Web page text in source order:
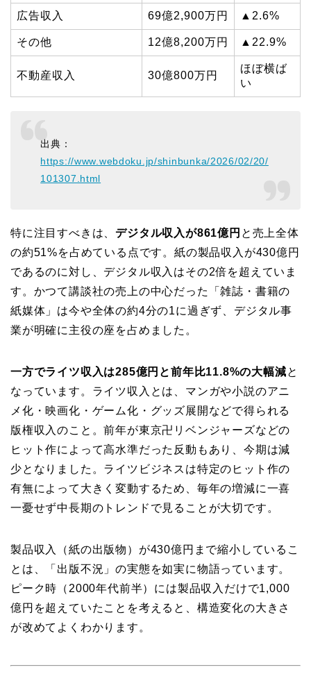
広告収入 69億2,900万円 ▲2.6%
その他 12億8,200万円 ▲22.9%
不動産収入 30億800万円
ほぼ横ば
い
出典：
https://www.webdoku.jp/shinbunka/2026/02/20/
101307.html
特に注目すべきは、 デジタル収入が861億円 と売上全体
の約51%を占めている点です。紙の製品収入が430億円
であるのに対し、デジタル収入はその2倍を超えていま
す。かつて講談社の売上の中心だった「雑誌・書籍の
紙媒体」は今や全体の約4分の1に過ぎず、デジタル事
業が明確に主役の座を占めました。
一方でライツ収入は285億円と前年比11.8%の大幅減と
なっています。ライツ収入とは、マンガや小説のアニ
メ化・映画化・ゲーム化・グッズ展開などで得られる
版権収入のこと。前年が東京卍リベンジャーズなどの
ヒット作によって高水準だった反動もあり、今期は減
少となりました。ライツビジネスは特定のヒット作の
有無によって大きく変動するため、毎年の増減に一喜
一憂せず中長期のトレンドで見ることが大切です。
製品収入（紙の出版物）が430億円まで縮小しているこ
とは、「出版不況」の実態を如実に物語っています。
ピーク時（2000年代前半）には製品収入だけで1,000
億円を超えていたことを考えると、構造変化の大きさ
が改めてよくわかります。